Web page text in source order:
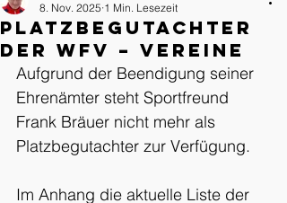
Platzbegutachter
der WFV – Vereine
8. Nov. 2025 1 Min. Lesezeit
Aufgrund der Beendigung seiner
Ehrenämter steht Sportfreund
Frank Bräuer nicht mehr als
Platzbegutachter zur Verfügung.
Im Anhang die aktuelle Liste der